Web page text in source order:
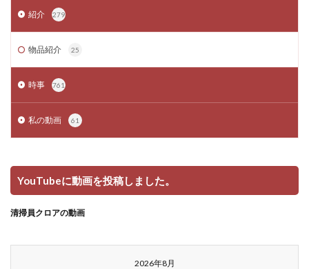
紹介 279
物品紹介 25
時事 761
私の動画 61
YouTubeに動画を投稿しました。
清掃員クロアの動画
2026年8月